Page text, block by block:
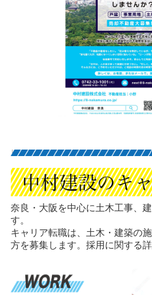
奈良・大阪を中心に土木工事、
す。
キャリア転職は、土木・建築の
方を募集します。採用に関する詳